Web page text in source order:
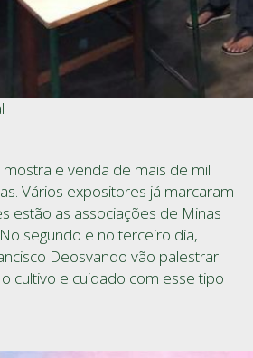
e venda de mais de mil
Vários expositores já marcaram
estão as associações de Minas
segundo e no terceiro dia,
Deosvando vão palestrar
cultivo e cuidado com esse tipo